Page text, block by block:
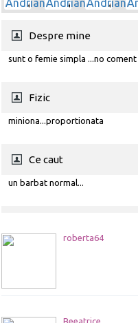
Despre mine
sunt o femie simpla ...no coment
Fizic
miniona...proportionata
Ce caut
un barbat normal...
roberta64
Beeatrice